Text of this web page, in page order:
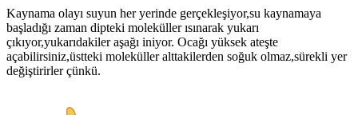
Kaynama olayı suyun her yerinde gerçekleşiyor,su kaynamaya
başladığı zaman dipteki moleküller ısınarak yukarı
çıkıyor,yukarıdakiler aşağı iniyor. Ocağı yüksek ateşte
açabilirsiniz,üstteki moleküller alttakilerden soğuk olmaz,sürekli yer
değiştirirler çünkü.